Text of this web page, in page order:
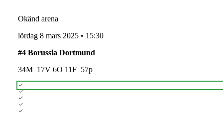
Okänd arena
lördag 8 mars 2025 • 15:30
#4 Borussia Dortmund
34M 17V 6O 11F 57p